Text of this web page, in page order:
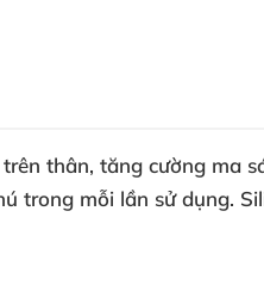
thân, tăng cường ma
trong mỗi lần sử dụng.